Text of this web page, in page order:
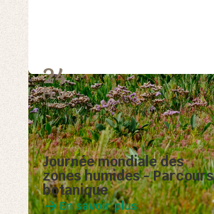
Journée mondiale des
zones humides - Parcours
botanique
En savoir plus
24
FEV